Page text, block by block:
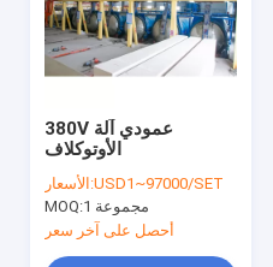
380V عمودي آلة
الأوتوكلاف
الأسعار:USD1~97000/SET
MOQ:
1 مجموعة
أحصل على آخر سعر